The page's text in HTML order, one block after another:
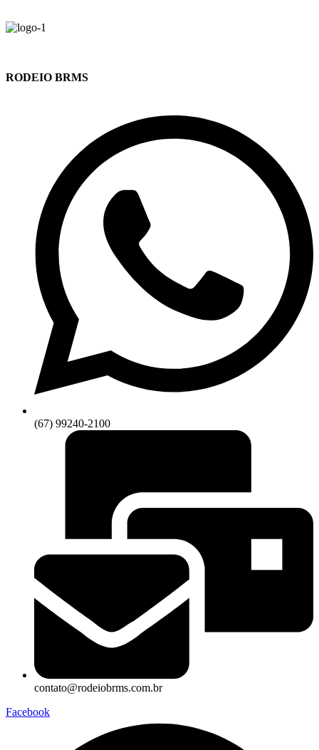
RODEIO BRMS
(67) 99240-2100
contato@rodeiobrms.com.br
Facebook